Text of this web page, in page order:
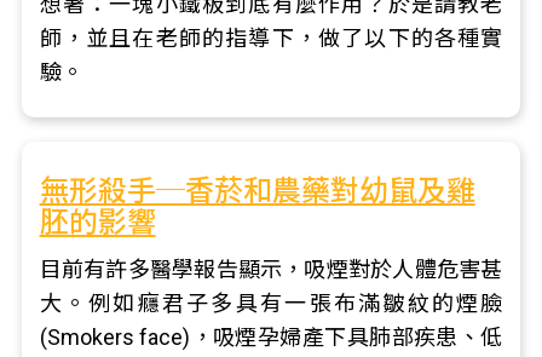
師，並且在老師的指導下，做了以下的各種實
驗。
無形殺手─香菸和農藥對幼鼠及雞
胚的影響
目前有許多醫學報告顯示，吸煙對於人體危害甚
大。例如癮君子多具有一張布滿皺紋的煙臉
(Smokers face)，吸煙孕婦產下具肺部疾患、低